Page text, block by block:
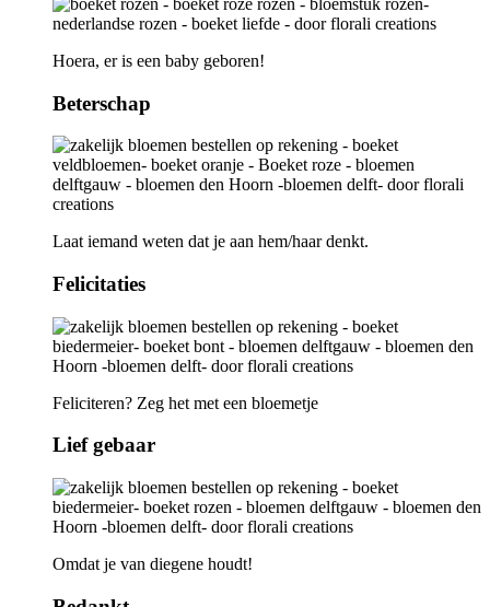
Hoera, er is een baby geboren!
Beterschap
Laat iemand weten dat je aan hem/haar denkt.
Felicitaties
Feliciteren? Zeg het met een bloemetje
Lief gebaar
Omdat je van diegene houdt!